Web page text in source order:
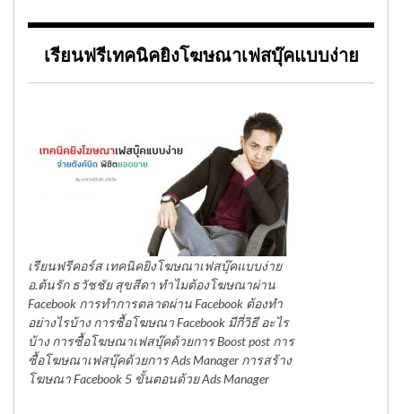
เรียนฟรีเทคนิคยิงโฆษณาเฟสบุ๊คแบบง่าย
เรียนฟรีคอร์ส เทคนิคยิงโฆษณาเฟสบุ๊คแบบง่าย
อ.ต้นรัก ธวัชชัย สุขสีดา ทำไมต้องโฆษณาผ่าน
Facebook การทำการตลาดผ่าน Facebook ต้องทำ
อย่างไรบ้าง การซื้อโฆษณา Facebook มีกี่วิธี อะไร
บ้าง การซื้อโฆษณาเฟสบุ๊คด้วยการ Boost post การ
ซื้อโฆษณาเฟสบุ๊คด้วยการ Ads Manager การสร้าง
โฆษณา Facebook 5 ขั้นตอนด้วย Ads Manager